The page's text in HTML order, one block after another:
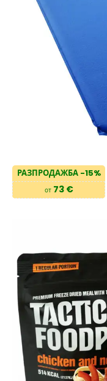
РАЗПРОДАЖБА -15%
от73 €